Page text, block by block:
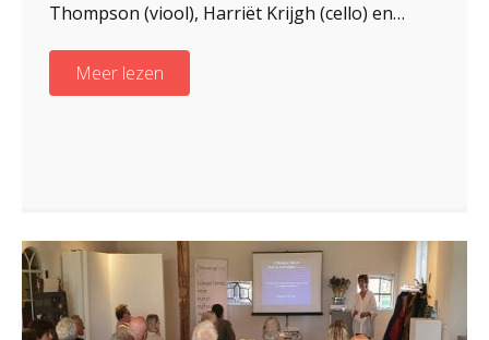
Thompson (viool), Harriët Krijgh (cello) en…
Meer lezen